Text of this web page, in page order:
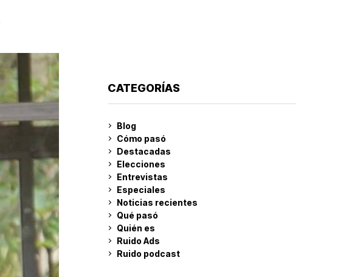
CATEGORÍAS
Blog
Cómo pasó
Destacadas
Elecciones
Entrevistas
Especiales
Noticias recientes
Qué pasó
Quién es
Ruido Ads
Ruido podcast